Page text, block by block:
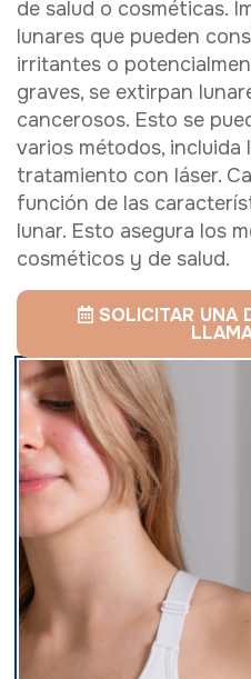
de salud o cosméticas.
lunares que pueden
irritantes o
graves, se extirpan
cancerosos. Esto se
varios métodos, incluida
tratamiento con láser.
función de las
lunar. Esto asegura los
cosméticos y de salud.
SOLICITAR UNA